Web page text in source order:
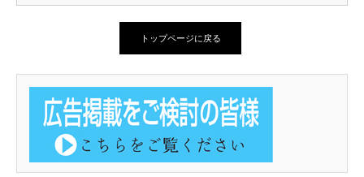
トップページに戻る